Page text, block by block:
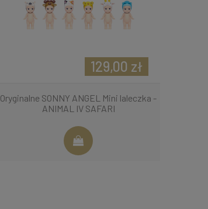
Oryginalne SONNY ANGEL Mini laleczka -
ANIMAL IV SAFARI
129,00 zł